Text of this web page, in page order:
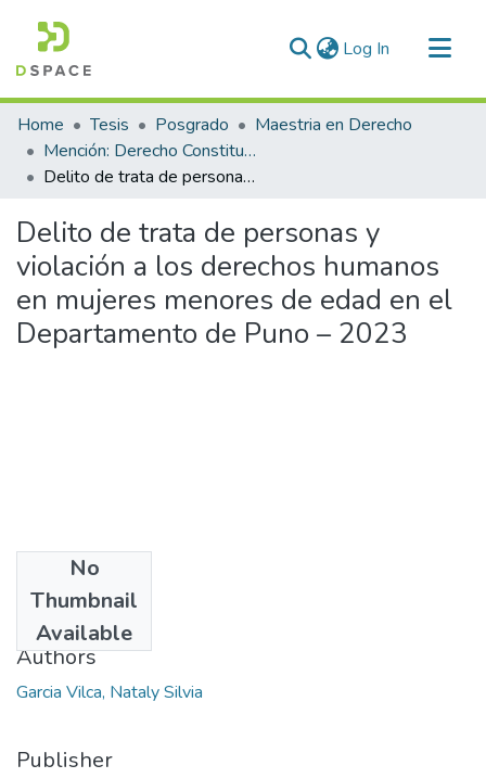
Log In (current)
Communities & Collections
All of DSpace
Statistics
Home Tesis Posgrado
Maestria en Derecho
Mención: Derecho Constitucional y Procesal Constitucional
Delito de trata de personas y violación a los derechos humanos en mujeres menores de edad en el Departamento de Puno – 2023
Delito de trata de personas y
violación a los derechos humanos
en mujeres menores de edad en el
Departamento de Puno – 2023
No
Thumbnail
Available
2024
Authors
Garcia Vilca, Nataly Silvia
Publisher